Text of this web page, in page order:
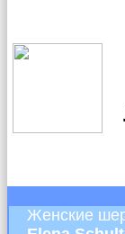
Женские